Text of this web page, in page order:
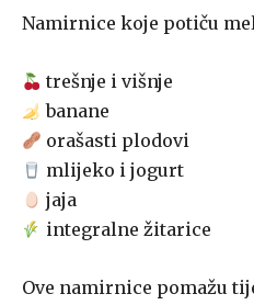
Namirnice koje potiču
trešnje i višnje
banane
orašasti plodovi
mlijeko i jogurt
jaja
integralne žitarice
Ove namirnice pomažu